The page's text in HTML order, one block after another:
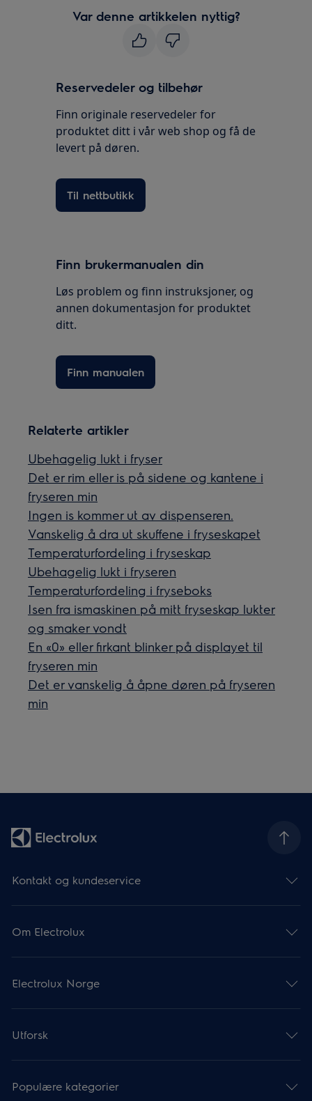
Var denne artikkelen nyttig?
Reservedeler og tilbehør
Finn originale reservedeler for
produktet ditt i vår web shop og få de
levert på døren.
Til nettbutikk
Finn brukermanualen din
Løs problem og finn instruksjoner, og
annen dokumentasjon for produktet
ditt.
Finn manualen
Relaterte artikler
Ubehagelig lukt i fryser
Det er rim eller is på sidene og kantene i
fryseren min
Ingen is kommer ut av dispenseren.
Vanskelig å dra ut skuffene i fryseskapet
Temperaturfordeling i fryseskap
Ubehagelig lukt i fryseren
Temperaturfordeling i fryseboks
Isen fra ismaskinen på mitt fryseskap lukter
og smaker vondt
En «0» eller firkant blinker på displayet til
fryseren min
Det er vanskelig å åpne døren på fryseren
min
Kontakt og kundeservice
Om Electrolux
Electrolux Norge
Utforsk
Populære kategorier